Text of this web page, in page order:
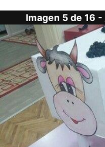
Imagen 5 de 16 -